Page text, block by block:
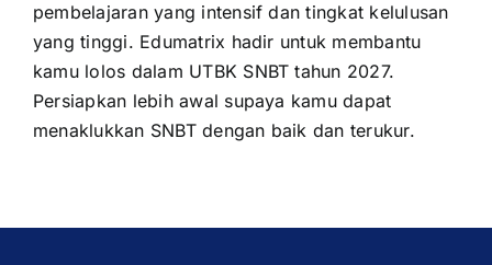
pembelajaran yang intensif dan tingkat kelulusan
yang tinggi. Edumatrix hadir untuk membantu
kamu lolos dalam UTBK SNBT tahun 2027.
Persiapkan lebih awal supaya kamu dapat
menaklukkan SNBT dengan baik dan terukur.